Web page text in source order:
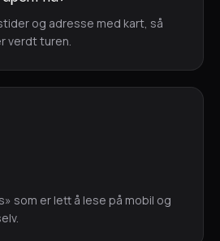
og adresse med kart, så
verdt turen.
som er lett å lese på mobil og